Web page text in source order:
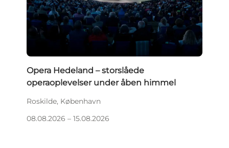
Opera Hedeland – storslåede
operaoplevelser under åben himmel
Roskilde, København
08.08.2026 – 15.08.2026